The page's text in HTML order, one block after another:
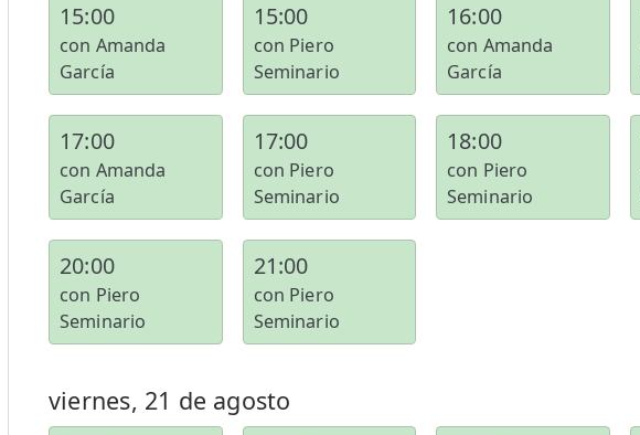
15:00
con Amanda
García
15:00
con Piero
Seminario
16:00
con Amanda
García
17:00
con Amanda
García
17:00
con Piero
Seminario
18:00
con Piero
Seminario
20:00
con Piero
Seminario
21:00
con Piero
Seminario
viernes, 21 de agosto